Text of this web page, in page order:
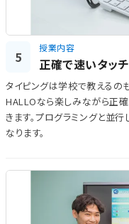
5
授業内容
正確で速いタッ
タイピングは学校で教えるの
HALLOなら楽しみながら正
きます。プログラミングと並
なります。